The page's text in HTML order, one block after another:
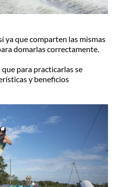
ya que comparten las mismas
domarlas correctamente.
para practicarlas se
y beneficios